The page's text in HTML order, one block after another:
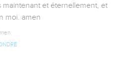
maintenant et éternellement, et
moi. amen